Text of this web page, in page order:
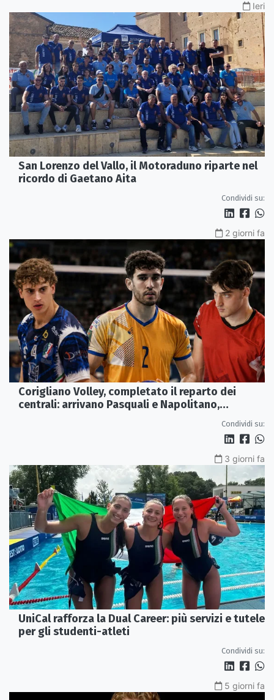
Ieri
San Lorenzo del Vallo, il Motoraduno riparte nel
ricordo di Gaetano Aita
Condividi su:
2 giorni fa
Corigliano Volley, completato il reparto dei
centrali: arrivano Pasquali e Napolitano,
Condividi su:
3 giorni fa
UniCal rafforza la Dual Career: più servizi e tutele
per gli studenti-atleti
Condividi su:
5 giorni fa